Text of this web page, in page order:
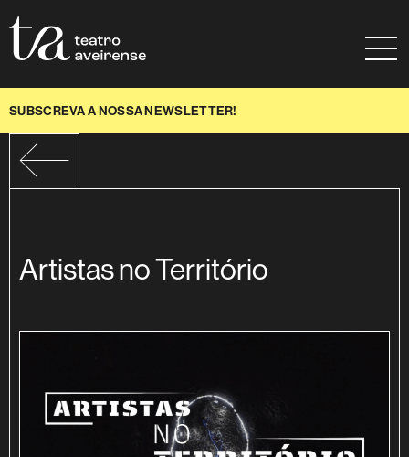
SUBSCREVA A NOSSA NEWSLETTER!
Artistas no Território